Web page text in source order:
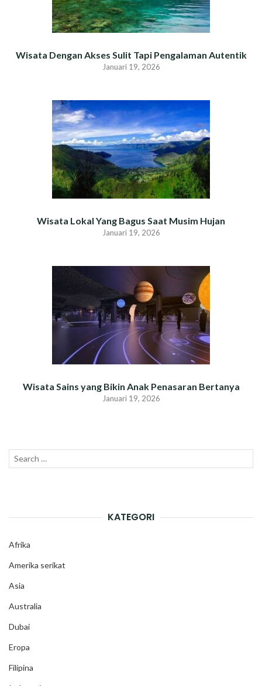
Wisata Dengan Akses Sulit Tapi Pengalaman Autentik
Januari 19, 2026
Wisata Lokal Yang Bagus Saat Musim Hujan
Januari 19, 2026
Wisata Sains yang Bikin Anak Penasaran Bertanya
Januari 19, 2026
Search
KATEGORI
Afrika
Amerika serikat
Asia
Australia
Dubai
Eropa
Filipina